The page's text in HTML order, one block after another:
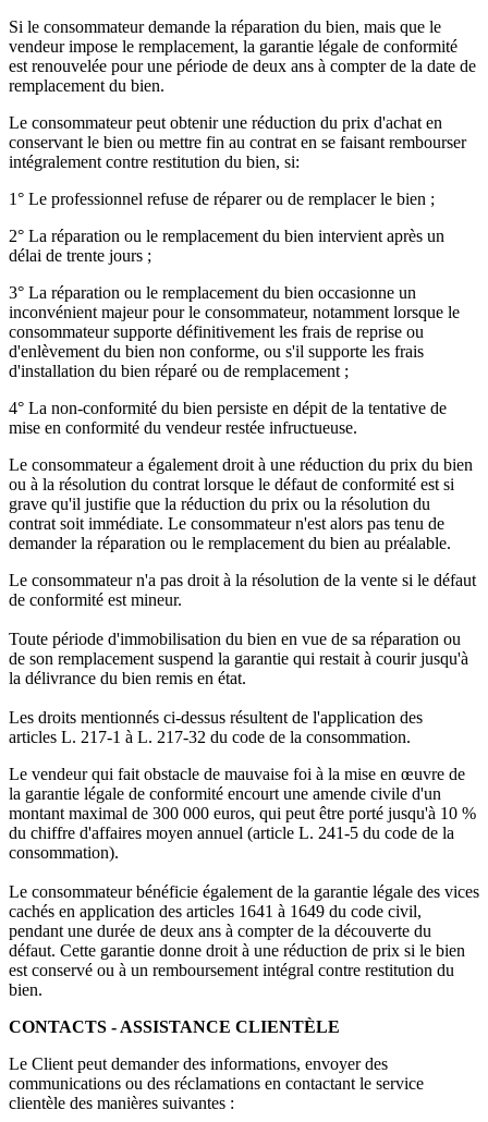
Si le consommateur demande la réparation du bien, mais que le
vendeur impose le remplacement, la garantie légale de conformité
est renouvelée pour une période de deux ans à compter de la date de
remplacement du bien.
Le consommateur peut obtenir une réduction du prix d'achat en
conservant le bien ou mettre fin au contrat en se faisant rembourser
intégralement contre restitution du bien, si:
1° Le professionnel refuse de réparer ou de remplacer le bien ;
2° La réparation ou le remplacement du bien intervient après un
délai de trente jours ;
3° La réparation ou le remplacement du bien occasionne un
inconvénient majeur pour le consommateur, notamment lorsque le
consommateur supporte définitivement les frais de reprise ou
d'enlèvement du bien non conforme, ou s'il supporte les frais
d'installation du bien réparé ou de remplacement ;
4° La non-conformité du bien persiste en dépit de la tentative de
mise en conformité du vendeur restée infructueuse.
Le consommateur a également droit à une réduction du prix du bien
ou à la résolution du contrat lorsque le défaut de conformité est si
grave qu'il justifie que la réduction du prix ou la résolution du
contrat soit immédiate. Le consommateur n'est alors pas tenu de
demander la réparation ou le remplacement du bien au préalable.
Le consommateur n'a pas droit à la résolution de la vente si le défaut
de conformité est mineur.
Toute période d'immobilisation du bien en vue de sa réparation ou
de son remplacement suspend la garantie qui restait à courir jusqu'à
la délivrance du bien remis en état.
Les droits mentionnés ci-dessus résultent de l'application des
articles L. 217-1 à L. 217-32 du code de la consommation.
Le vendeur qui fait obstacle de mauvaise foi à la mise en œuvre de
la garantie légale de conformité encourt une amende civile d'un
montant maximal de 300 000 euros, qui peut être porté jusqu'à 10 %
du chiffre d'affaires moyen annuel (article L. 241-5 du code de la
consommation).
Le consommateur bénéficie également de la garantie légale des vices
cachés en application des articles 1641 à 1649 du code civil,
pendant une durée de deux ans à compter de la découverte du
défaut. Cette garantie donne droit à une réduction de prix si le bien
est conservé ou à un remboursement intégral contre restitution du
bien.
CONTACTS - ASSISTANCE CLIENTÈLE
Le Client peut demander des informations, envoyer des
communications ou des réclamations en contactant le service
clientèle des manières suivantes :